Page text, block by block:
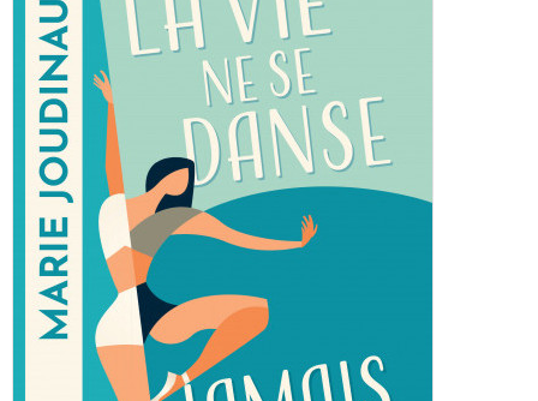
Yoshi and the mysterious book